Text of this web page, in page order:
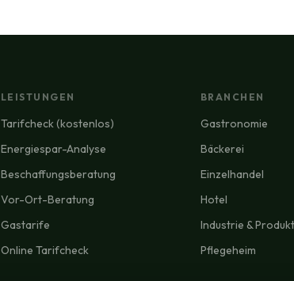
LEISTUNGEN
Tarifcheck (kostenlos)
Energiespar-Analyse
Beschaffungsberatung
Vor-Ort-Beratung
Gastarife
Online Tarifcheck
BRANCHEN
Gastronomie
Bäckerei
Einzelhandel
Hotel
Industrie &
Pflegeheim